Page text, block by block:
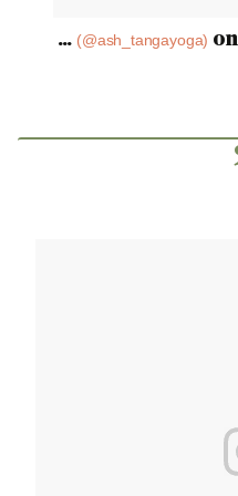
A
post shared by Ashleigh (@ash_tangayoga) on